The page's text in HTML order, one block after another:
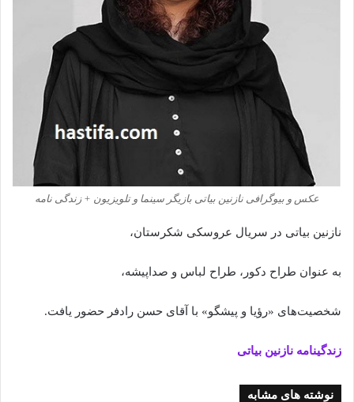
عکس و بیوگرافی نازنین بیاتی بازیگر سینما و تلویزیون + زندگی نامه
نازنین بیاتی در سریال عروسکی شکرستان،
به عنوان طراح دکور، طراح لباس و صداپیشه،
شخصیت‌های «رؤیا و پیشگو» با آقای حسن رادفر حضور یافت.
زندگینامه نازنین بیاتی
نوشته های مشابه